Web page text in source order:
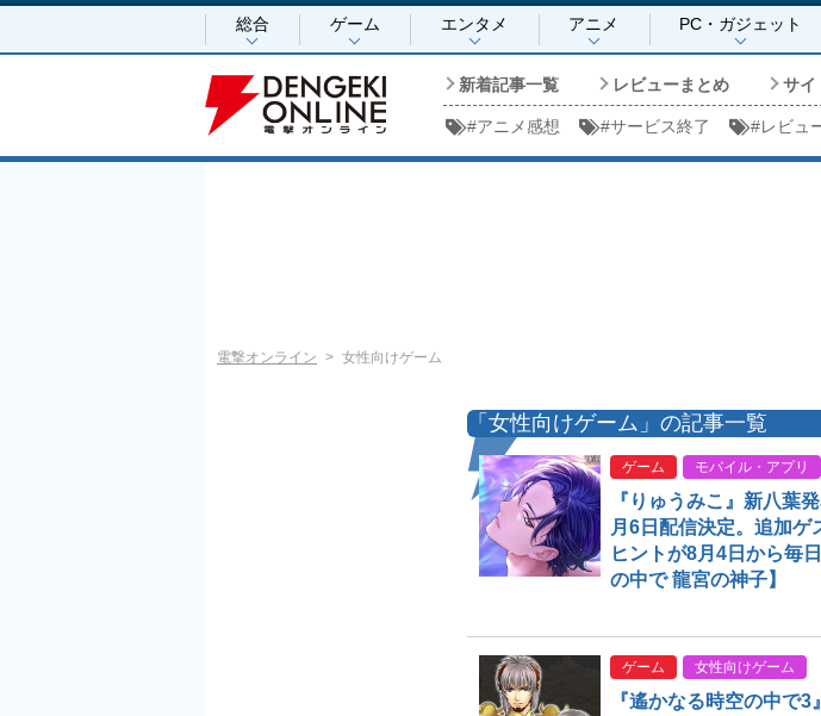
総合 ゲーム エンタメ アニメ PC・ガジェット
新着記事一覧 レビューまとめ サイ
#アニメ感想 #サービス終了 #レビュ
電撃オンライン 女性向けゲーム
「女性向けゲーム」の記事一覧
ゲーム モバイル・アプリ
『りゅうみこ』新八葉
月6日配信決定。追加ゲ
ヒントが8月4日から毎
の中で 龍宮の神子】
ゲーム 女性向けゲーム
『遙かなる時空の中で